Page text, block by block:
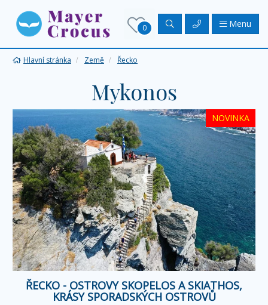
0 Menu
Hlavní stránka Země Řecko
Mykonos
NOVINKA
ŘECKO - OSTROVY SKOPELOS A SKIATHOS,
KRÁSY SPORADSKÝCH OSTROVŮ